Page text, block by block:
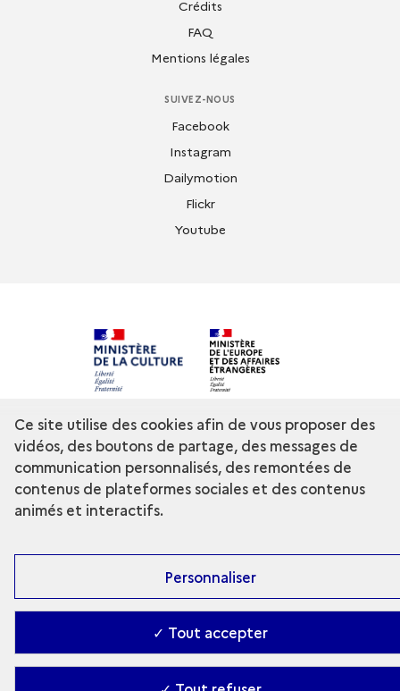
Crédits
FAQ
Mentions légales
SUIVEZ-NOUS
Facebook
Instagram
Dailymotion
Flickr
Youtube
Contact - Accessibilité : Partiellement conforme
-
Gestion des cookies
Ministère de la Culture
Ce site utilise des cookies afin de vous proposer des
vidéos, des boutons de partage, des messages de
communication personnalisés, des remontées de
contenus de plateformes sociales et des contenus
animés et interactifs.
Personnaliser
✓ Tout accepter